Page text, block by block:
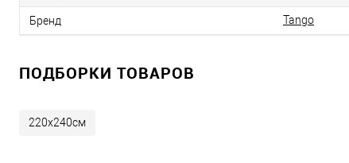
Бренд Tango
ПОДБОРКИ ТОВАРОВ
220х240см